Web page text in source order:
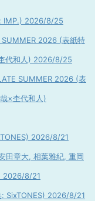
IMP.) 2026/8/25
SUMMER 2026 (表紙特
代和人) 2026/8/25
SUMMER 2026 (表
×杢代和人)
2026/8/21
章大, 相葉雅紀, 重岡
2026/8/21
SixTONES) 2026/8/21